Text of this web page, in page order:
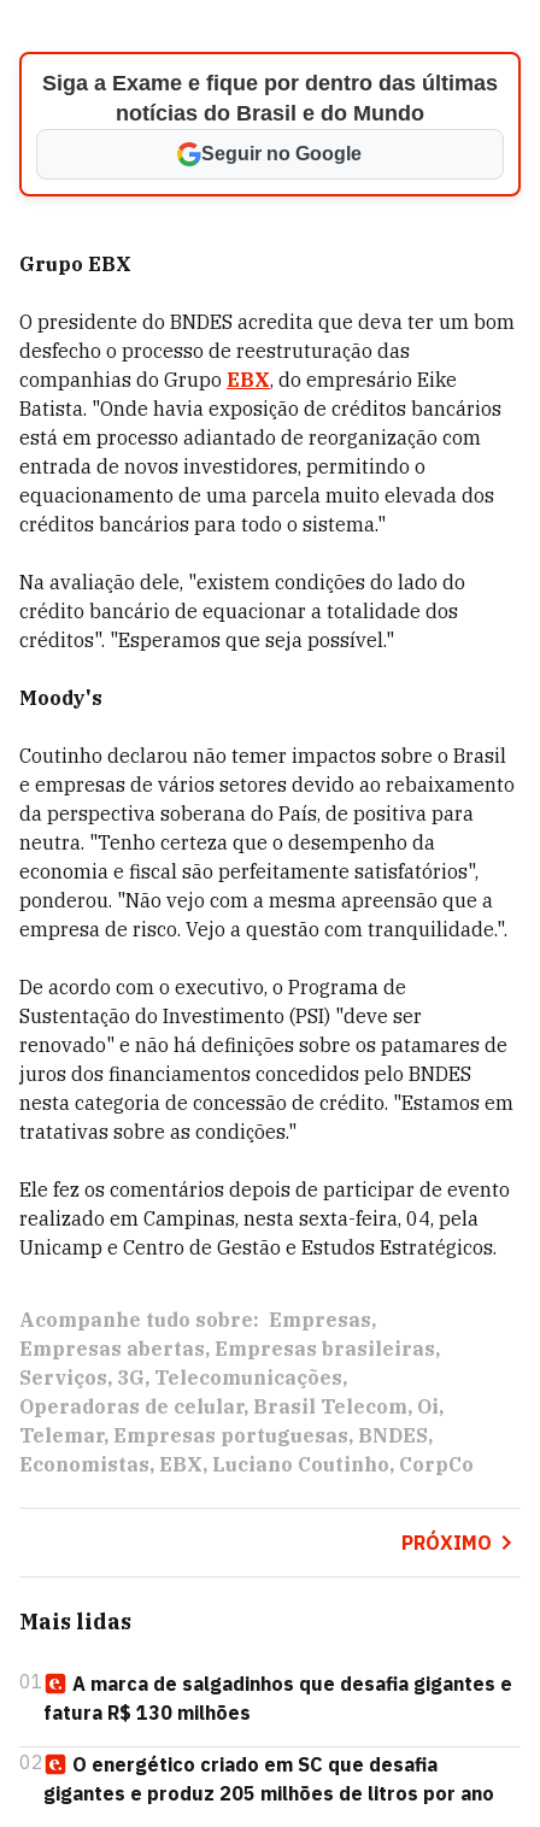
Siga a Exame e fique por dentro das últimas
notícias do Brasil e do Mundo
Seguir no Google
Grupo EBX
O presidente do BNDES acredita que deva ter um bom
desfecho o processo de reestruturação das
companhias do Grupo EBX, do empresário Eike
Batista. "Onde havia exposição de créditos bancários
está em processo adiantado de reorganização com
entrada de novos investidores, permitindo o
equacionamento de uma parcela muito elevada dos
créditos bancários para todo o sistema."
Na avaliação dele, "existem condições do lado do
crédito bancário de equacionar a totalidade dos
créditos". "Esperamos que seja possível."
Moody's
Coutinho declarou não temer impactos sobre o Brasil
e empresas de vários setores devido ao rebaixamento
da perspectiva soberana do País, de positiva para
neutra. "Tenho certeza que o desempenho da
economia e fiscal são perfeitamente satisfatórios",
ponderou. "Não vejo com a mesma apreensão que a
empresa de risco. Vejo a questão com tranquilidade.".
De acordo com o executivo, o Programa de
Sustentação do Investimento (PSI) "deve ser
renovado" e não há definições sobre os patamares de
juros dos financiamentos concedidos pelo BNDES
nesta categoria de concessão de crédito. "Estamos em
tratativas sobre as condições."
Ele fez os comentários depois de participar de evento
realizado em Campinas, nesta sexta-feira, 04, pela
Unicamp e Centro de Gestão e Estudos Estratégicos.
Acompanhe tudo sobre: Empresas
Empresas abertas Empresas brasileiras
Serviços 3G Telecomunicações
Operadoras de celular Brasil Telecom Oi
Telemar Empresas portuguesas BNDES
Economistas EBX Luciano Coutinho CorpCo
PRÓXIMO
Mais lidas
01
A marca de salgadinhos que desafia gigantes e
fatura R$ 130 milhões
02
O energético criado em SC que desafia
gigantes e produz 205 milhões de litros por ano